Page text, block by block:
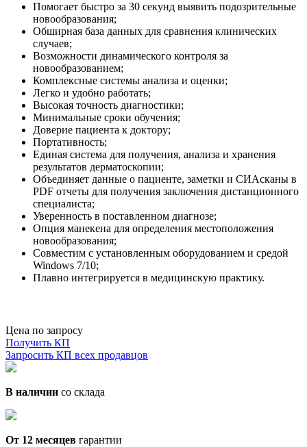
Помогает быстро за 30 секунд выявить подозрительные
новообразования;
Обширная база данных для сравнения клинических
случаев;
Возможности динамического контроля за
новообразованием;
Комплексные системы анализа и оценки;
Легко и удобно работать;
Высокая точность диагностики;
Минимальные сроки обучения;
Доверие пациента к доктору;
Портативность;
Единая система для получения, анализа и хранения
результатов дерматоскопии;
Объединяет данные о пациенте, заметки и СИАсканы в
PDF отчеты для получения заключения дистанционного
специалиста;
Уверенность в поставленном диагнозе;
Опция манекена для определения местоположения
новообразования;
Совместим с установленным оборудованием и средой
Windows 7/10;
Плавно интегрируется в медицинскую практику.
Цена по запросу
Получить КП
Запросить КП всех продавцов
В наличии со склада
От 12 месяцев гарантии